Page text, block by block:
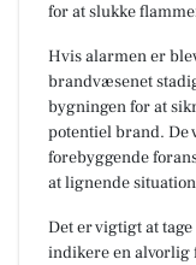
for at slukke
Hvis alarmen er
brandvæsenet
bygningen for at
potentiel brand. De
forebyggende
at lignende
Det er vigtigt at
indikere en alvorlig